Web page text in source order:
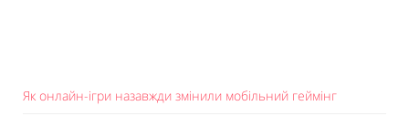
Як онлайн-ігри назавжди змінили мобільний геймінг